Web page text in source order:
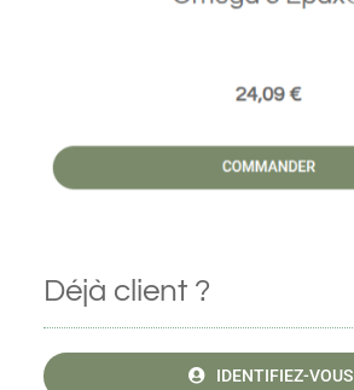
Déjà client ?
IDENTIFIEZ-VOUS